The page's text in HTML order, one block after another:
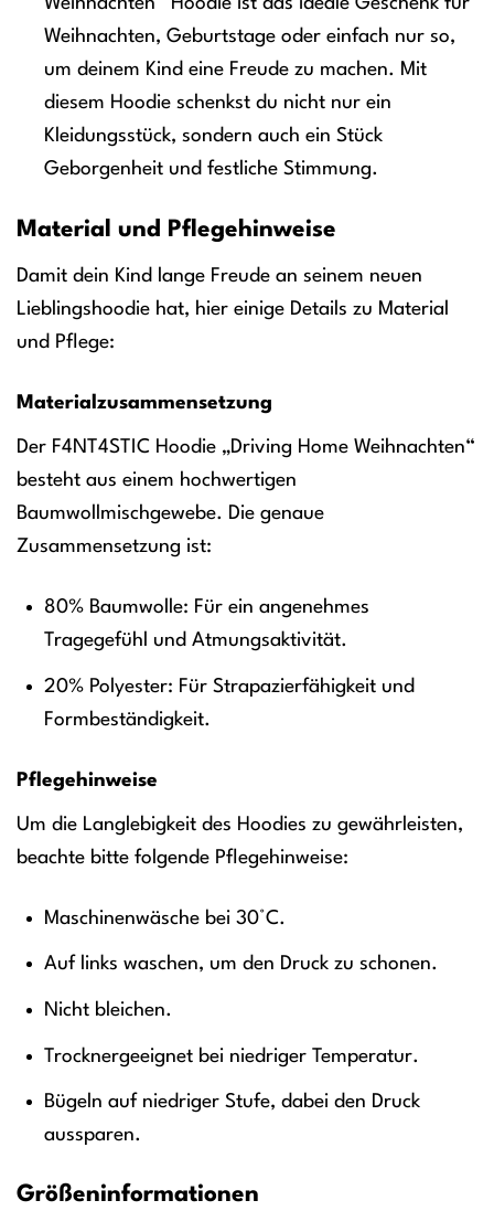
Weihnachten, Geburtstage oder einfach nur so,
um deinem Kind eine Freude zu machen. Mit
diesem Hoodie schenkst du nicht nur ein
Kleidungsstück, sondern auch ein Stück
Geborgenheit und festliche Stimmung.
Material und Pflegehinweise
Damit dein Kind lange Freude an seinem neuen
Lieblingshoodie hat, hier einige Details zu Material
und Pflege:
Materialzusammensetzung
Der F4NT4STIC Hoodie „Driving Home Weihnachten“
besteht aus einem hochwertigen
Baumwollmischgewebe. Die genaue
Zusammensetzung ist:
80% Baumwolle: Für ein angenehmes
Tragegefühl und Atmungsaktivität.
20% Polyester: Für Strapazierfähigkeit und
Formbeständigkeit.
Pflegehinweise
Um die Langlebigkeit des Hoodies zu gewährleisten,
beachte bitte folgende Pflegehinweise:
Maschinenwäsche bei 30°C.
Auf links waschen, um den Druck zu schonen.
Nicht bleichen.
Trocknergeeignet bei niedriger Temperatur.
Bügeln auf niedriger Stufe, dabei den Druck
aussparen.
Größeninformationen